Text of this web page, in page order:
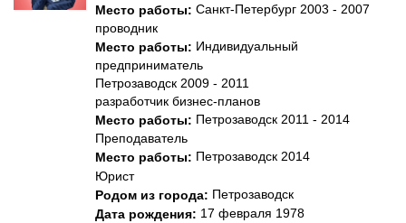
Место работы: Санкт-Петербург 2003 - 2007
проводник
Место работы: Индивидуальный
предприниматель
Петрозаводск 2009 - 2011
разработчик бизнес-планов
Место работы: Петрозаводск 2011 - 2014
Преподаватель
Место работы: Петрозаводск 2014
Юрист
Родом из города: Петрозаводск
Дата рождения: 17 февраля 1978